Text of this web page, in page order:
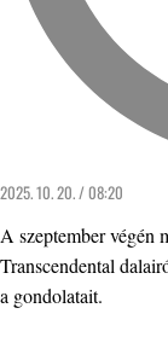
2025. 10. 20. / 08:20
A szeptember
Transcendental
a gondolatait.